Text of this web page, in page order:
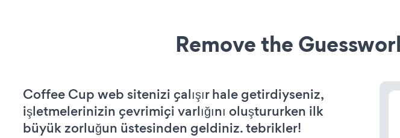
Remove the
Coffee Cup web sitenizi çalışır hale getirdiyseniz,
işletmelerinizin çevrimiçi varlığını oluştururken ilk
büyük zorluğun üstesinden geldiniz. tebrikler!